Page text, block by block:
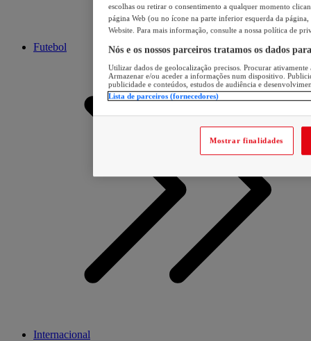
Futebol
Internacional
escolhas ou retirar o consentimento a qualquer momento
página Web (ou no ícone na parte inferior esquerda da página,
Website. Para mais informação, consulte a nossa política de
Nós e os nossos parceiros tratamos os dados
Utilizar dados de geolocalização precisos. Procurar
Armazenar e/ou aceder a informações num dispositivo.
publicidade e conteúdos, estudos de audiência e
Lista de parceiros (fornecedores)
Mostrar finalidades